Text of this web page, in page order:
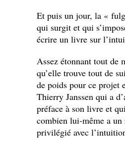
Et puis un jour, la «
qui surgit et qui
écrire un livre sur
Assez étonnant tout de
qu’elle trouve tout de
de poids pour ce projet
Thierry Janssen qui a
préface à son livre et
combien lui-même a un
privilégié avec